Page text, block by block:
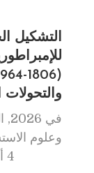
التشكيل
في 2026
,
وعلوم
4 أشهر مضى